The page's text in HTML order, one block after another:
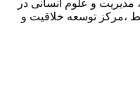
مدیریت و علوم انسانی در
در تاریخ ۲۹ آذر ۱۴۰۳ توسط ،مركز توسعه خلاقيت و